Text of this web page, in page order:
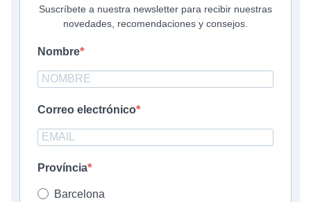
Suscríbete a nuestra newsletter para recibir nuestras
novedades, recomendaciones y consejos.
Nombre
Correo electrónico
Província
Barcelona